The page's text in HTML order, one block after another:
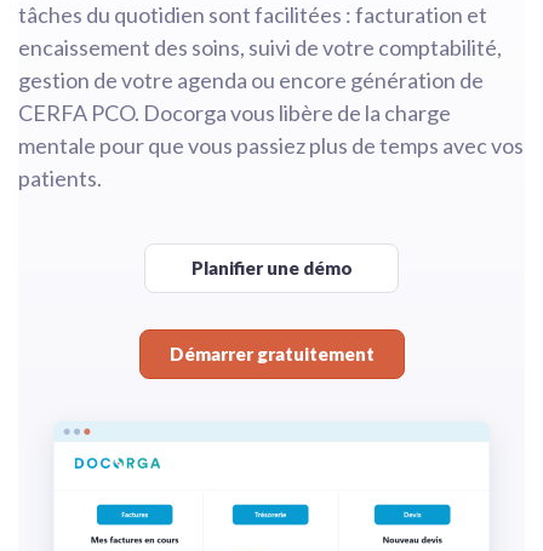
tâches du quotidien sont facilitées : facturation et
encaissement des soins, suivi de votre comptabilité,
gestion de votre agenda ou encore génération de
CERFA PCO. Docorga vous libère de la charge
mentale pour que vous passiez plus de temps avec vos
patients.
Planifier une démo
Démarrer gratuitement